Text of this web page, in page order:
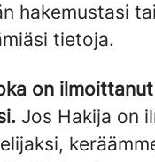
hakemustasi
tietoja.
on
Jos Hakija on